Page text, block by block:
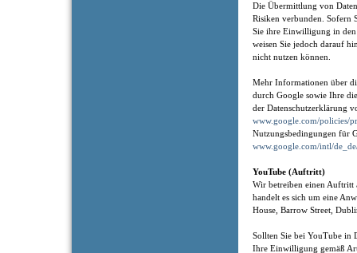
Die Übermittlung von
Risiken verbunden. Sofern
Sie ihre Einwilligung in
weisen Sie jedoch darauf
nicht nutzen können.
Mehr Informationen über
durch Google sowie Ihre
der Datenschutzerklärung
www.google.com/policies/
Nutzungsbedingungen für
www.google.com/intl/
YouTube (Auftritt)
Wir betreiben einen
handelt es sich um eine
House, Barrow Street,
Sollten Sie bei YouTube in
Ihre Einwilligung gemäß